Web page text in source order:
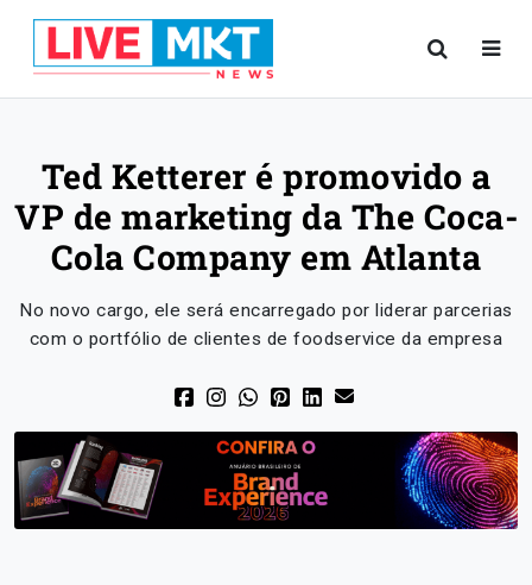
Ted Ketterer é promovido a
VP de marketing da The Coca-
Cola Company em Atlanta
No novo cargo, ele será encarregado por liderar parcerias
com o portfólio de clientes de foodservice da empresa